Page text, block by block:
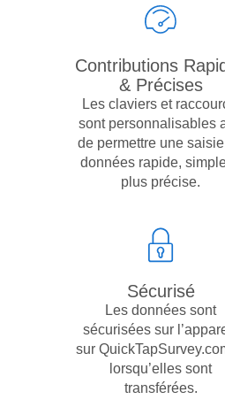
Contributions
& Précises
Les claviers et
sont personnalisables
de permettre une
données rapide,
plus précise.
Sécurisé
Les données sont
sécurisées sur
sur
lorsqu’elles sont
transférées.